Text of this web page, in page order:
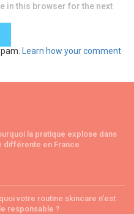
in this browser for the next
Learn how your comment
la pratique explose dans
différente en France
votre routine skincare n’est
responsable ?